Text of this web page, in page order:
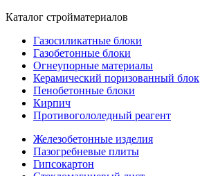
Каталог стройматериалов
Газосиликатные блоки
Газобетонные блоки
Огнеупорные материалы
Керамический поризованный блок
Пенобетонные блоки
Кирпич
Противогололедный реагент
Железобетонные изделия
Пазогребневые плиты
Гипсокартон